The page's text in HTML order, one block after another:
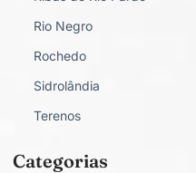
Rio Negro
Rochedo
Sidrolândia
Terenos
Categorias